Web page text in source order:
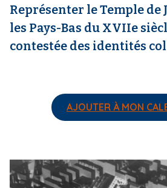
Représenter le Temple de
les Pays-Bas du XVIIe
contestée des identités
AJOUTER À MON
m